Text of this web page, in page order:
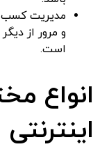
مدیریت کسب
و مرور از
است.
انواع
اینترنتی